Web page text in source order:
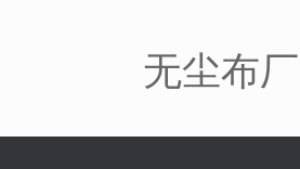
无尘布